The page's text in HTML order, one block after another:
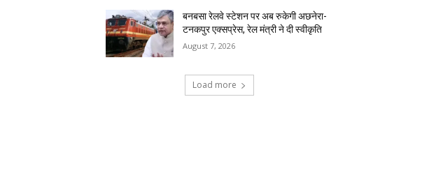
बनबसा रेलवे स्टेशन पर अब रुकेगी अछनेरा-
टनकपुर एक्सप्रेस, रेल मंत्री ने दी स्वीकृति
August 7, 2026
Load more